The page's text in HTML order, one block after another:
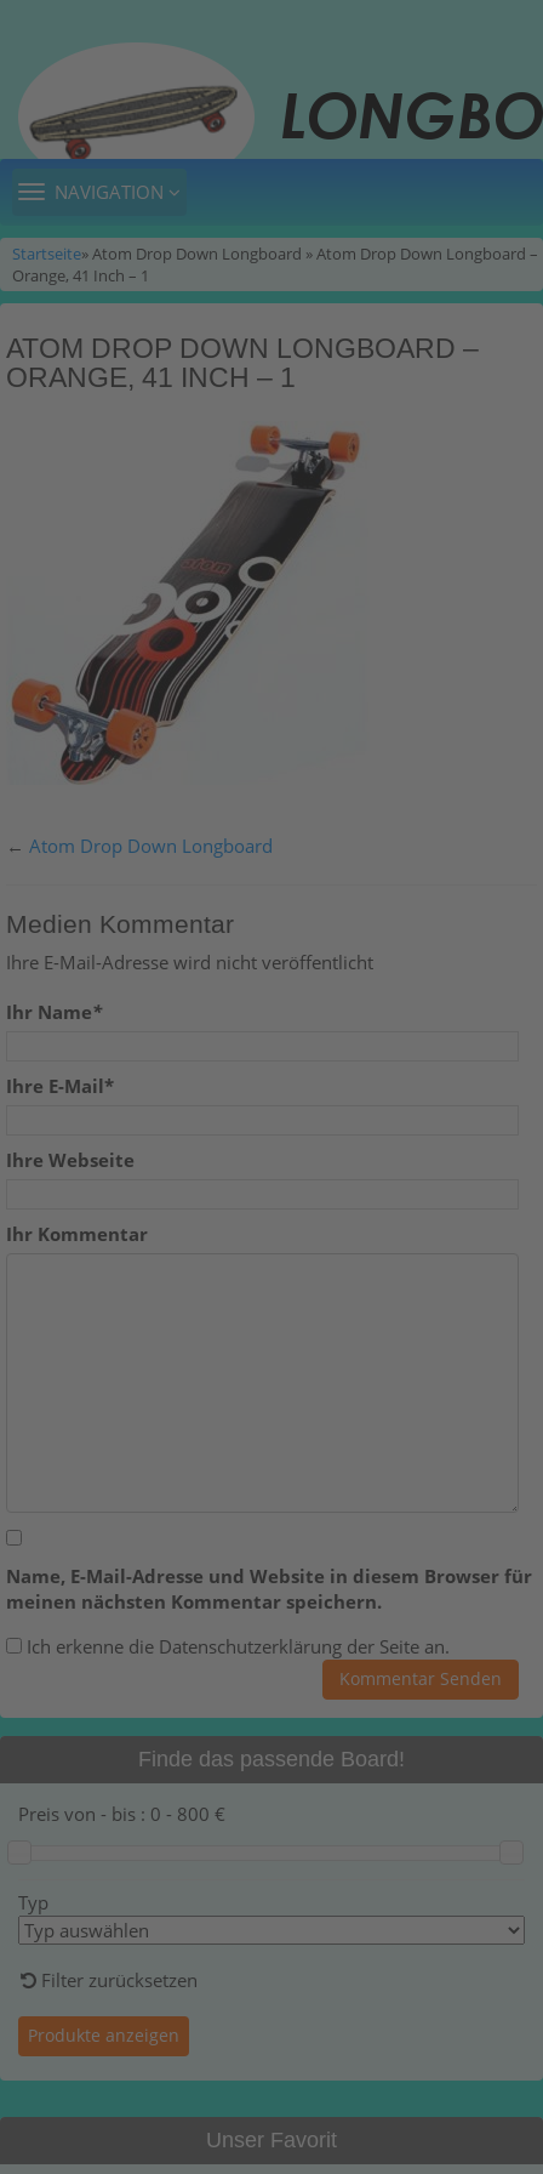
TOGGLE
NAVIGATION
Startseite» Atom Drop Down Longboard » Atom Drop Down Longboard –
Orange, 41 Inch – 1
ATOM DROP DOWN LONGBOARD –
ORANGE, 41 INCH – 1
← Atom Drop Down Longboard
Medien Kommentar
Ihre E-Mail-Adresse wird nicht veröffentlicht
Ihr Name*
Ihre E-Mail*
Ihre Webseite
Ihr Kommentar
Name, E-Mail-Adresse und Website in diesem Browser für
meinen nächsten Kommentar speichern.
Ich erkenne die Datenschutzerklärung der Seite an.
Finde das passende Board!
Preis von - bis : 0 - 800 €
Typ
Filter zurücksetzen
Unser Favorit